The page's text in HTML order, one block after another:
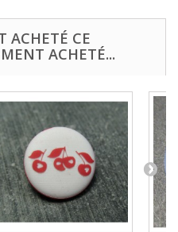
ACHETÉ CE
ACHETÉ...